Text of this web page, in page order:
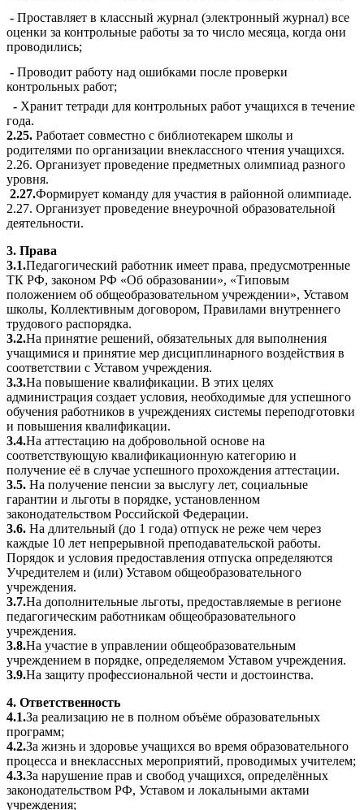
- Проставляет в классный журнал (электронный журнал) все
оценки за контрольные работы за то число месяца, когда они
проводились;
- Проводит работу над ошибками после проверки
контрольных работ;
- Хранит тетради для контрольных работ учащихся в течение
года.
2.25. Работает совместно с библиотекарем школы и
родителями по организации внеклассного чтения учащихся.
2.26. Организует проведение предметных олимпиад разного
уровня.
2.27.Формирует команду для участия в районной олимпиаде.
2.27. Организует проведение внеурочной образовательной
деятельности.
3. Права
3.1.Педагогический работник имеет права, предусмотренные
ТК РФ, законом РФ «Об образовании», «Типовым
положением об общеобразовательном учреждении», Уставом
школы, Коллективным договором, Правилами внутреннего
трудового распорядка.
3.2.На принятие решений, обязательных для выполнения
учащимися и принятие мер дисциплинарного воздействия в
соответствии с Уставом учреждения.
3.3.На повышение квалификации. В этих целях
администрация создает условия, необходимые для успешного
обучения работников в учреждениях системы переподготовки
и повышения квалификации.
3.4.На аттестацию на добровольной основе на
соответствующую квалификационную категорию и
получение её в случае успешного прохождения аттестации.
3.5. На получение пенсии за выслугу лет, социальные
гарантии и льготы в порядке, установленном
законодательством Российской Федерации.
3.6. На длительный (до 1 года) отпуск не реже чем через
каждые 10 лет непрерывной преподавательской работы.
Порядок и условия предоставления отпуска определяются
Учредителем и (или) Уставом общеобразовательного
учреждения.
3.7.На дополнительные льготы, предоставляемые в регионе
педагогическим работникам общеобразовательного
учреждения.
3.8.На участие в управлении общеобразовательным
учреждением в порядке, определяемом Уставом учреждения.
3.9.На защиту профессиональной чести и достоинства.
4. Ответственность
4.1.За реализацию не в полном объёме образовательных
программ;
4.2.За жизнь и здоровье учащихся во время образовательного
процесса и внеклассных мероприятий, проводимых учителем;
4.3.За нарушение прав и свобод учащихся, определённых
законодательством РФ, Уставом и локальными актами
учреждения;